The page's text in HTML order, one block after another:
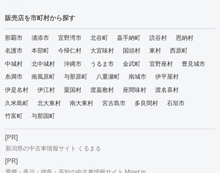
販売店を市町村から探す
那覇市 浦添市 宜野湾市 北谷町 嘉手納町 読谷村
恩納村
名護市
本部町 今帰仁村 大宜味村 国頭村 東村
西原町
中城村
北中城村 沖縄市 うるま市 金武町 宜野座村
豊見城市
糸満市
南風原町 与那原町 八重瀬町 南城市
伊平屋村
伊是名村
伊江村 粟国村 渡嘉敷村 座間味村
渡名喜村
久米島町
北大東村 南大東村 宮古島市 多良間村
石垣市
竹富町
与那国町
[PR]
新潟県の中古車情報サイト くるまる
[PR]